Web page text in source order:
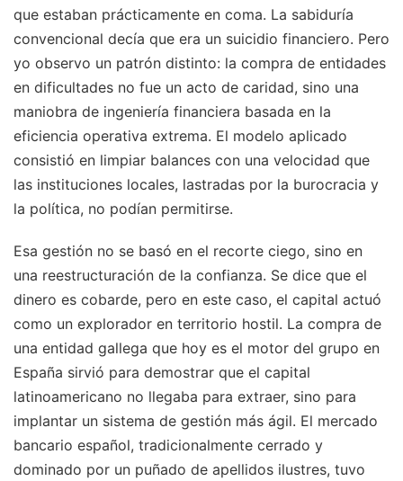
que estaban prácticamente en coma. La sabiduría
convencional decía que era un suicidio financiero. Pero
yo observo un patrón distinto: la compra de entidades
en dificultades no fue un acto de caridad, sino una
maniobra de ingeniería financiera basada en la
eficiencia operativa extrema. El modelo aplicado
consistió en limpiar balances con una velocidad que
las instituciones locales, lastradas por la burocracia y
la política, no podían permitirse.
Esa gestión no se basó en el recorte ciego, sino en
una reestructuración de la confianza. Se dice que el
dinero es cobarde, pero en este caso, el capital actuó
como un explorador en territorio hostil. La compra de
una entidad gallega que hoy es el motor del grupo en
España sirvió para demostrar que el capital
latinoamericano no llegaba para extraer, sino para
implantar un sistema de gestión más ágil. El mercado
bancario español, tradicionalmente cerrado y
dominado por un puñado de apellidos ilustres, tuvo